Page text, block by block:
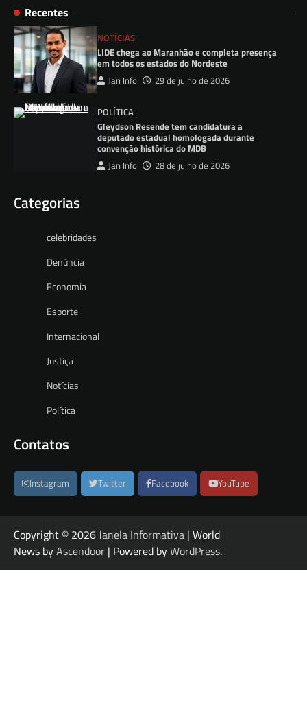
Recentes
NOTÍCIAS
LIDE chega ao Maranhão e completa presença
em todos os estados do Nordeste
Jan Info 29 de julho de 2026
POLÍTICA
Gleydson Resende tem candidatura a
deputado estadual homologada durante
convenção histórica do MDB
Jan Info 28 de julho de 2026
Categorias
celebridades
Denúncia
Economia
Esporte
Internacional
Justiça
Notícias
Política
Contatos
Instagram Twitter Facebook YouTube
Copyright © 2026Janela Informativa | World
News byAscendoor | Powered byWordPress.